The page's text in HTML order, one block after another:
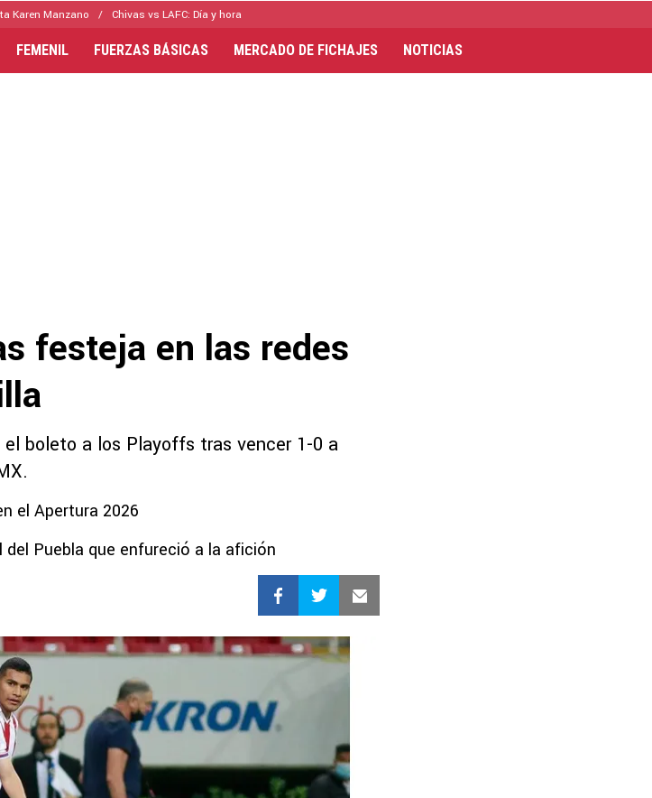
Karen Manzano Chivas vs LAFC: Día y hora
FEMENIL FUERZAS BÁSICAS MERCADO DE FICHAJES NOTICIAS
festeja en las redes
el boleto a los Playoffs tras vencer 1-0 a
el Apertura 2026
del Puebla que enfureció a la afición